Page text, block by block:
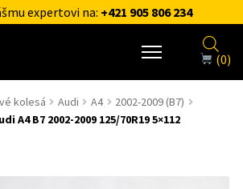
expertovi na: +421 905 806 234
(0)
kolesá Audi A4
2002-2009 (B7)
A4 B7 2002-2009 125/70R19 5×112